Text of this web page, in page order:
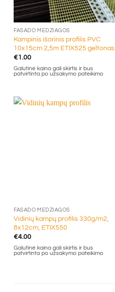
+
FASADO MEDŽIAGOS
Kampinis išorinis profilis PVC
10x15cm 2,5m ETIX525 geltonas
€1.00
Galutinė kaina gali skirtis ir bus
patvirtinta po užsakymo pateikimo
FASADO MEDŽIAGOS
Vidinių kampų profilis 330g/m2,
8x12cm, ETIX550
€4.00
Galutinė kaina gali skirtis ir bus
patvirtinta po užsakymo pateikimo